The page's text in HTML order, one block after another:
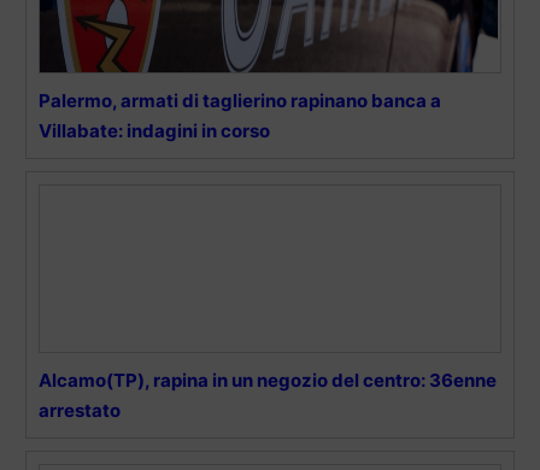
Palermo, armati di taglierino rapinano banca a
Villabate: indagini in corso
Alcamo(TP), rapina in un negozio del centro: 36enne
arrestato